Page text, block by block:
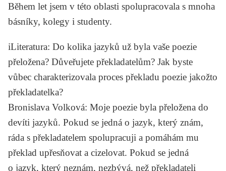
Během let jsem v této oblasti spolupracovala s mnoha
básníky, kolegy i studenty.
iLiteratura: Do kolika jazyků už byla vaše poezie
přeložena? Důveřujete překladatelům? Jak byste
vůbec charakterizovala proces překladu poezie jakožto
překladatelka?
Bronislava Volková: Moje poezie byla přeložena do
devíti jazyků. Pokud se jedná o jazyk, který znám,
ráda s překladatelem spolupracuji a pomáhám mu
překlad upřesňovat a cizelovat. Pokud se jedná
o jazyk, který neznám, nezbývá, než překladateli